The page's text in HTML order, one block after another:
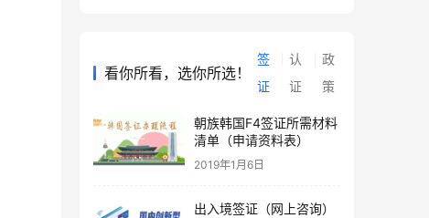
看你所看，选你所选！
签
证
认
证
政
策
朝族韩国F4签证所需材料
清单（申请资料表）
2019年1月6日
出入境签证（网上咨询）